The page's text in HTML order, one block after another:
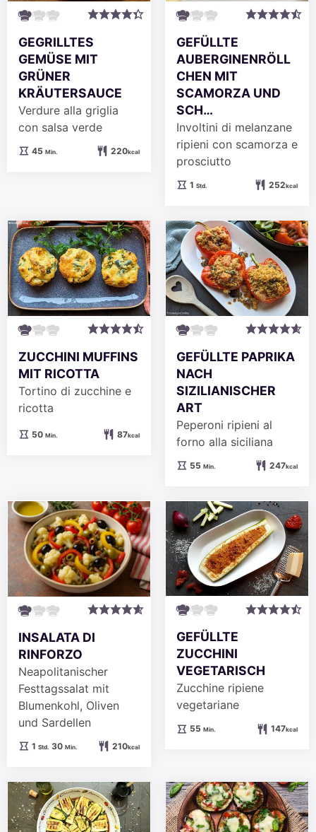
GEGRILLTES
GEMÜSE MIT
GRÜNER
KRÄUTERSAUCE
Verdure alla griglia
con salsa verde
45Minuten
Min. 220kcal
GEFÜLLTE
AUBERGINENRÖLL
CHEN MIT
SCAMORZA UND
SCH…
Involtini di melanzane
ripieni con scamorza e
prosciutto
1Stunde
Std. 252kcal
ZUCCHINI MUFFINS
MIT RICOTTA
Tortino di zucchine e
ricotta
50Minuten
Min. 87kcal
GEFÜLLTE PAPRIKA
NACH
SIZILIANISCHER
ART
Peperoni ripieni al
forno alla siciliana
55Minuten
Min. 247kcal
INSALATA DI
RINFORZO
Neapolitanischer
Festtagssalat mit
Blumenkohl, Oliven
und Sardellen
1Stunde
Std. 30Minuten
Min. 210kcal
GEFÜLLTE
ZUCCHINI
VEGETARISCH
Zucchine ripiene
vegetariane
55Minuten
Min. 147kcal